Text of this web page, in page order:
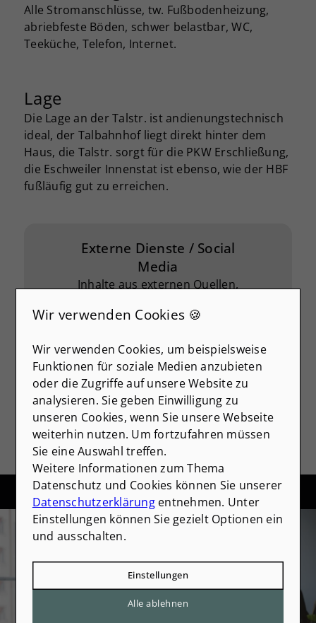
Alle Stromanschlüsse, tw. Fußbodenheizung,
abriebfeste Böden, schwer belastbar, WC,
Teeküche, Telefon, Internet.
Lage
Die Lage an der Talstr. ist andienungstechnisch
ideal, der Talbahnhof liegt direkt hinter dem
Haus, die Talstr. sorgt für die PKW Erschließung,
die Eschweiler Innenstat ist ebenso, wie der HBF
fußläufig gut zu erreichen.
Externe Dienste / Social
Media
Inhalte aus externen Quellen,
Media-Plattformen. Wenn Cookies
werden, bedarf der Zugriff auf
diese Inhalte keiner manuellen
Zustimmung mehr
Ich stimme zu
Interesse an dieser Immobilie? Jetzt
unverbindlich anfragen.
Wir verwenden Cookies 🍪
Wir verwenden Cookies, um beispielsweise
Funktionen für soziale Medien anzubieten
oder die Zugriffe auf unsere Website zu
analysieren. Sie geben Einwilligung zu
unseren Cookies, wenn Sie unsere Webseite
weiterhin nutzen. Um fortzufahren müssen
Sie eine Auswahl treffen.
Weitere Informationen zum Thema
Datenschutz und Cookies können Sie unserer
Datenschutzerklärungentnehmen. Unter
Einstellungen können Sie gezielt Optionen ein
und ausschalten.
Einstellungen
Alle ablehnen